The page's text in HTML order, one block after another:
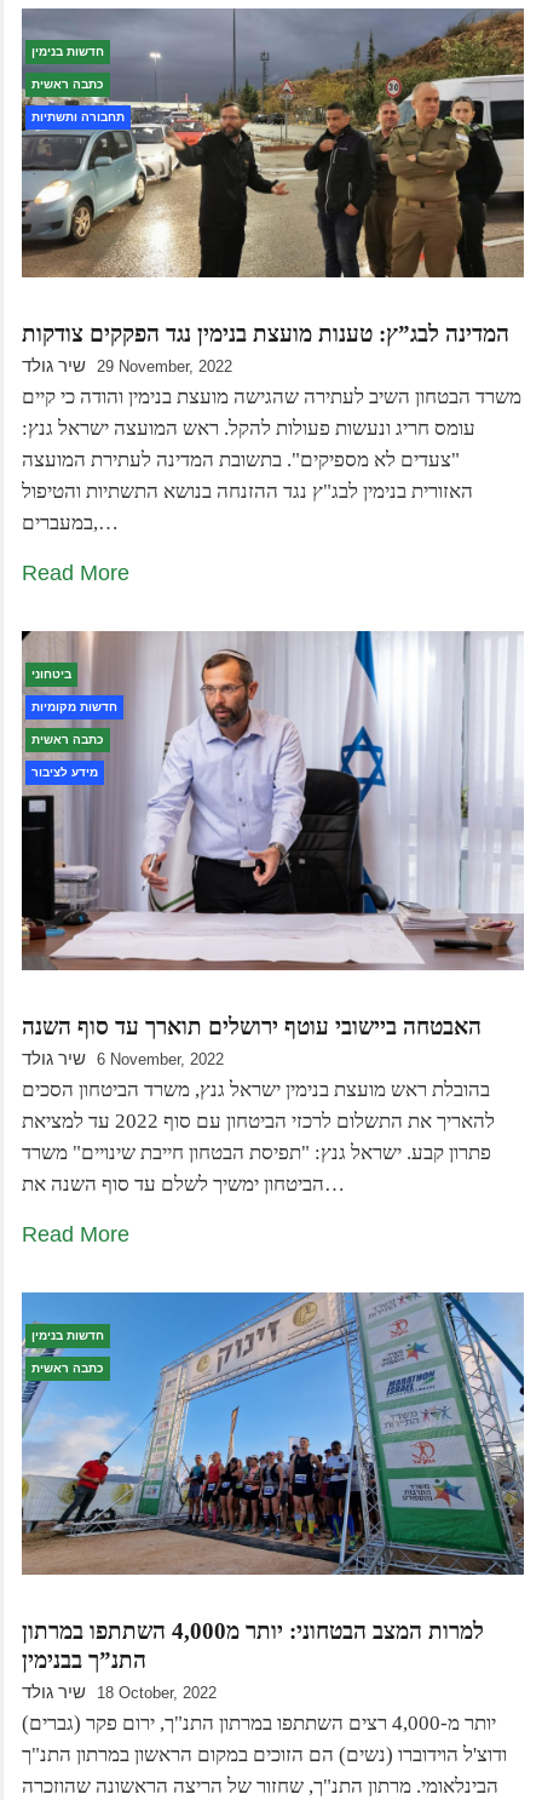
חדשות בנימין
כתבה ראשית
תחבורה ותשתיות
המדינה לבג”ץ: טענות מועצת בנימין נגד הפקקים צודקות
שיר גולד 29 November, 2022
משרד הבטחון השיב לעתירה שהגישה מועצת בנימין והודה כי קיים
עומס חריג ונעשות פעולות להקל. ראש המועצה ישראל גנץ:
"צעדים לא מספיקים". בתשובת המדינה לעתירת המועצה
האזורית בנימין לבג"ץ נגד ההזנחה בנושא התשתיות והטיפול
במעברים,…
Read More
ביטחוני
חדשות מקומיות
כתבה ראשית
מידע לציבור
האבטחה ביישובי עוטף ירושלים תוארך עד סוף השנה
שיר גולד 6 November, 2022
בהובלת ראש מועצת בנימין ישראל גנץ, משרד הביטחון הסכים
להאריך את התשלום לרכזי הביטחון עם סוף 2022 עד למציאת
פתרון קבע. ישראל גנץ: "תפיסת הבטחון חייבת שינויים" משרד
הביטחון ימשיך לשלם עד סוף השנה את…
Read More
חדשות בנימין
כתבה ראשית
למרות המצב הבטחוני: יותר מ4,000 השתתפו במרתון
התנ”ך בבנימין
שיר גולד 18 October, 2022
יותר מ-4,000 רצים השתתפו במרתון התנ"ך, ירום פקר (גברים)
ודוצ'ל הוידוברו (נשים) הם הזוכים במקום הראשון במרתון התנ"ך
הבינלאומי. מרתון התנ"ך, שחזור של הריצה הראשונה שהוזכרה